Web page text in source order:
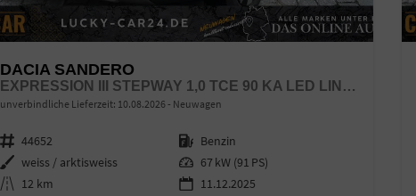
DACIA SANDERO
EXPRESSION III STEPWAY 1,0 TCE 90 KA LED LINK NBA
unverbindliche Lieferzeit: 10.08.2026 Neuwagen
Fahrzeugnr. 44652 Kraftstoff Benzin
Außenfarbe weiss / arktisweiss Leistung 67 kW (91 PS)
Kilometerstand 12 km 11.12.2025